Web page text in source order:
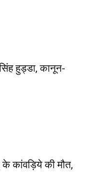
हुड्डा, कानून-
के कांवड़िये की मौत,